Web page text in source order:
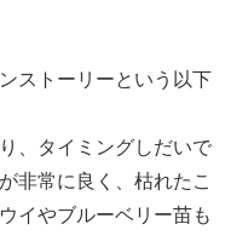
ストーリーという以下
、タイミングしだいで
非常に良く、枯れたこ
イやブルーベリー苗も